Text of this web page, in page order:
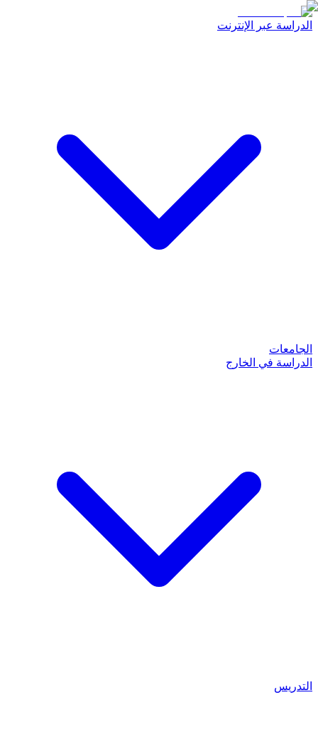
الدراسة عبر الإنترنت
الجامعات
الدراسة في الخارج
التدريس